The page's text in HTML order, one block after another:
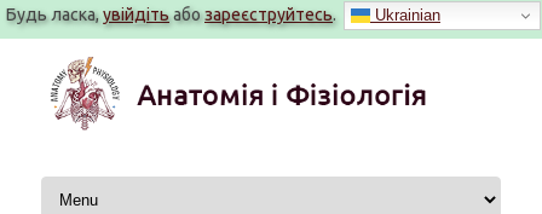
Будь ласка,увійдітьабозареєструйтесь.
вмісту
Ukrainian